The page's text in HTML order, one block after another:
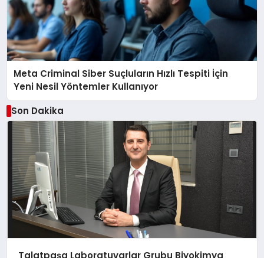
Meta Criminal Siber Suçluların Hızlı Tespiti İçin
Yeni Nesil Yöntemler Kullanıyor
Son Dakika